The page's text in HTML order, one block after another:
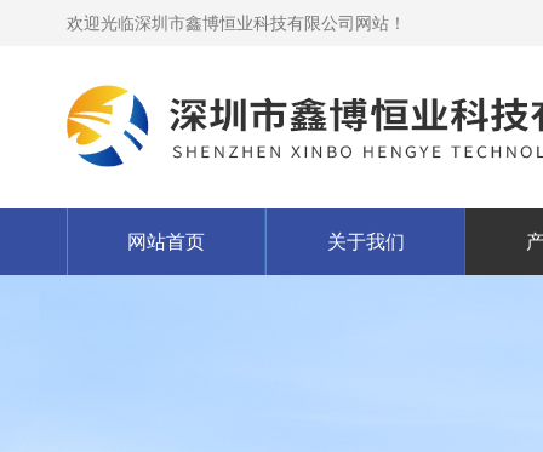
欢迎光临深圳市鑫博恒业科技有限公司网站！
网站首页 关于我们